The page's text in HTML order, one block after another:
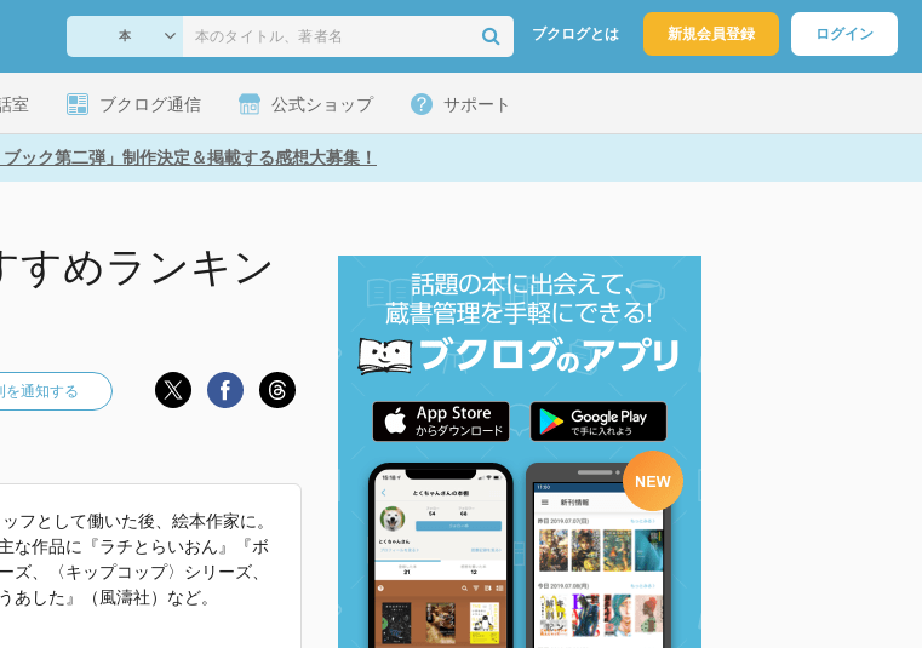
ブクログとは 新規会員登録 ログイン
室 ブクログ通信 公式ショップ サポート
ブック第二弾」制作決定＆掲載する感想大募集！
すめランキン
を通知する
フとして働いた後、絵本作家に。
な作品に『ラチとらいおん』『ボ
ズ、〈キップコップ〉シリーズ、
あした』（風濤社）など。